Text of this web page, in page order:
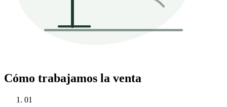
Cómo trabajamos la venta
01